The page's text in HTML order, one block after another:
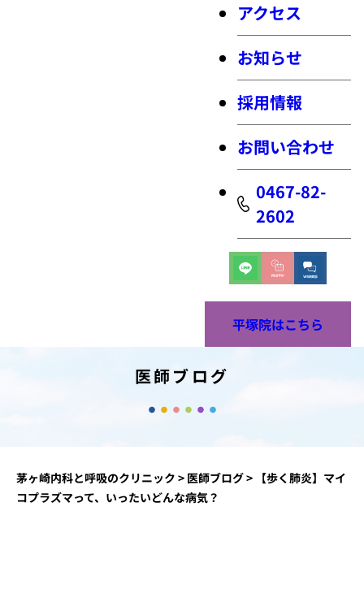
アクセス
お知らせ
採用情報
お問い合わせ
0467-82-
2602
平塚院はこちら
医師ブログ
茅ヶ崎内科と呼吸のクリニック > 医師ブログ> 【歩く肺炎】マイ
コプラズマって、いったいどんな病気？